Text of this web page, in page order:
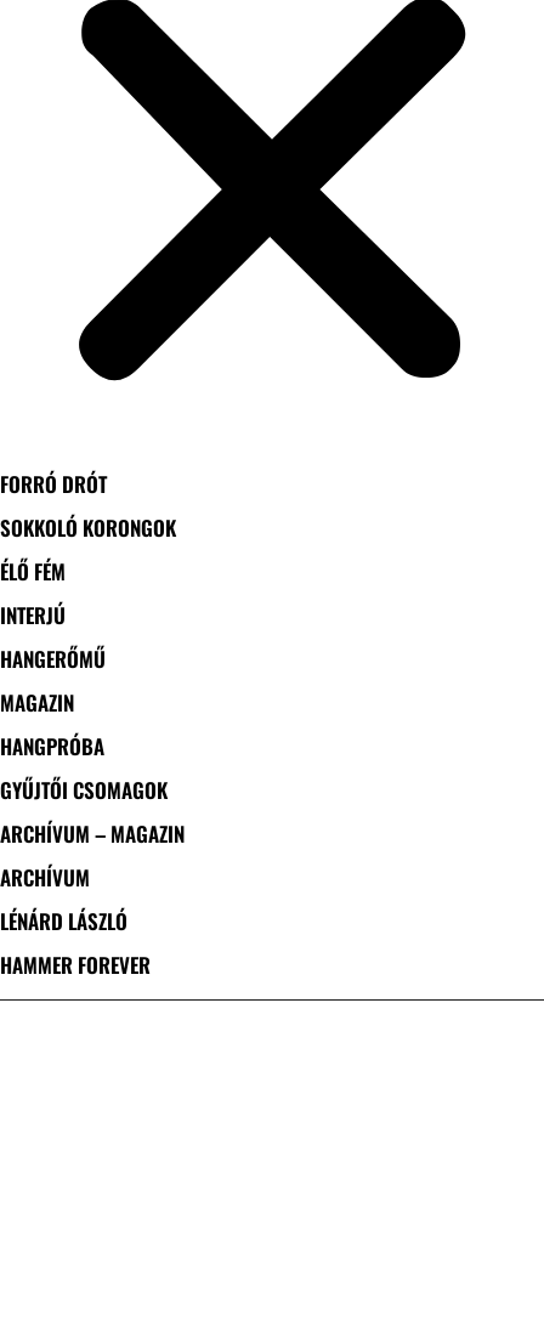
FORRÓ DRÓT
SOKKOLÓ KORONGOK
ÉLŐ FÉM
INTERJÚ
HANGERŐMŰ
MAGAZIN
HANGPRÓBA
GYŰJTŐI CSOMAGOK
ARCHÍVUM – MAGAZIN
ARCHÍVUM
LÉNÁRD LÁSZLÓ
HAMMER FOREVER